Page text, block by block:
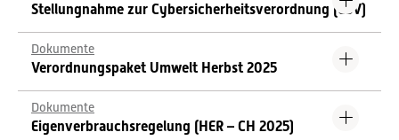
Stellungnahme zur Cybersicherheitsverordnung (CSV)
Dokumente
Verordnungspaket Umwelt Herbst 2025
Dokumente
Eigenverbrauchsregelung (HER – CH 2025)